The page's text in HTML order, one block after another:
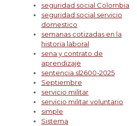
seguridad social Colombia
seguridad social servicio
domestico
semanas cotizadas en la
historia laboral
sena y contrato de
aprendizaje
sentencia sl2600-2025
Septiembre
servicio militar
servicio militar voluntario
simple
Sistema